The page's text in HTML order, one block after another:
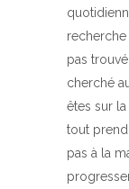
recherche
pas
cherché
êtes sur
tout
pas à la